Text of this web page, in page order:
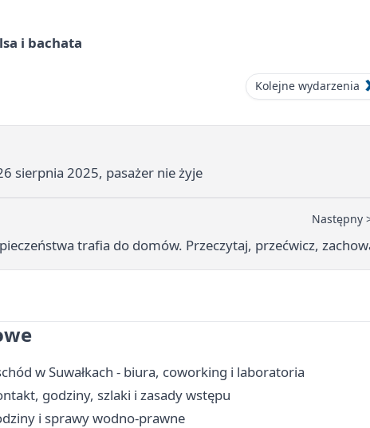
i bachata
Kolejne wydarzenia
sierpnia 2025, pasażer nie żyje
Następny
trafia do domów. Przeczytaj, przećwicz,
w Suwałkach - biura, coworking i laboratoria
godziny, szlaki i zasady wstępu
i sprawy wodno-prawne